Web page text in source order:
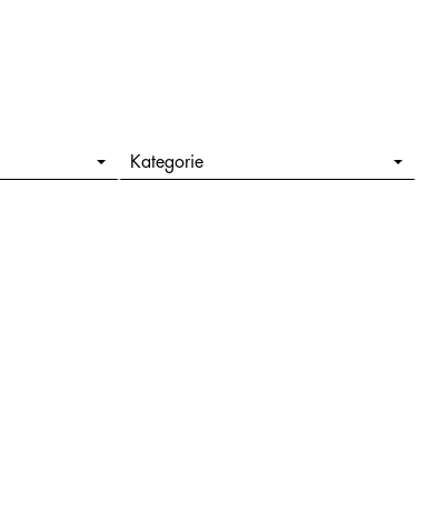
Kategorie